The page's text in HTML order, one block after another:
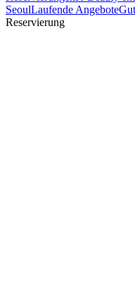
SeoulLaufende Angebote
Reservierung